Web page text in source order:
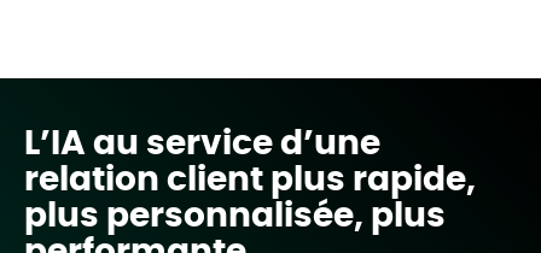
L’IA au service d’une
relation client plus rapide,
plus personnalisée, plus